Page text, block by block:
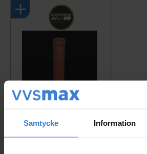
Samtycke Information
Godkända Avlopp Prov